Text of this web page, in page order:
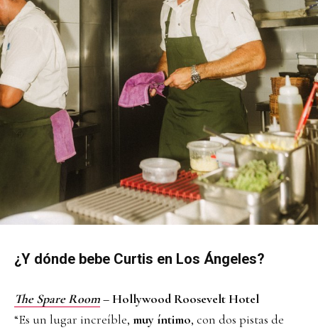
¿Y dónde bebe Curtis en Los Ángeles?
The Spare Room– Hollywood Roosevelt Hotel
“Es un lugar increíble, muy íntimo, con dos pistas de